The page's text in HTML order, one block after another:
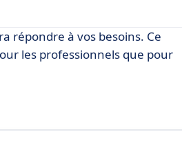
répondre à vos besoins. Ce
les professionnels que pour